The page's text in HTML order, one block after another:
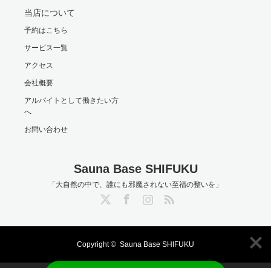
当店について
予約はこちら
サービス一覧
アクセス
会社概要
アルバイトとして働きたい方
へ
お問い合わせ
Sauna Base SHIFUKU
「大自然の中で、誰にも邪魔されない至福の整いを」
Instagram
RSS
Copyright © Sauna Base SHIFUKU